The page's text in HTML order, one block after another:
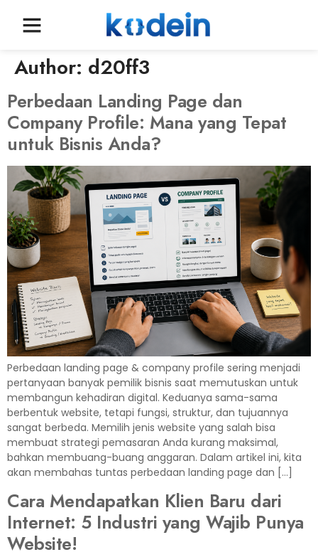
Author: d20ff3
Perbedaan Landing Page dan
Company Profile: Mana yang Tepat
untuk Bisnis Anda?
Perbedaan landing page & company profile sering menjadi
pertanyaan banyak pemilik bisnis saat memutuskan untuk
membangun kehadiran digital. Keduanya sama-sama
berbentuk website, tetapi fungsi, struktur, dan tujuannya
sangat berbeda. Memilih jenis website yang salah bisa
membuat strategi pemasaran Anda kurang maksimal,
bahkan membuang-buang anggaran. Dalam artikel ini, kita
akan membahas tuntas perbedaan landing page dan […]
Cara Mendapatkan Klien Baru dari
Internet: 5 Industri yang Wajib Punya
Website!